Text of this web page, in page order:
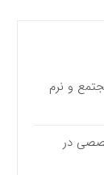
و نرم
در